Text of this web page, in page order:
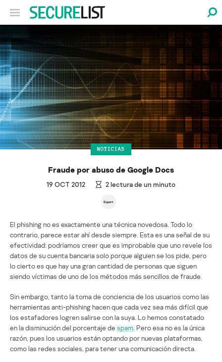
NOTICIAS
Fraude por abuso de Google Docs
19 OCT 2012 2lectura de un minuto
El phishing no es exactamente una técnica novedosa. Todo lo
contrario, parece estar ahí desde siempre. Esta es una señal de su
efectividad: podríamos creer que es improbable que uno revele los
datos de su cuenta bancaria solo porque alguien se los pide, pero
lo cierto es que hay una gran cantidad de personas que siguen
siendo víctimas de uno de los métodos más sencillos de fraude.
Sin embargo, tanto la toma de conciencia de los usuarios como las
herramientas anti-phishing hacen que cada vez sea más difícil que
los estafadores logren salirse con la suya. Lo hemos constatado
en la disminución del porcentaje de spam . Pero esa no es la única
razón, pues los usuarios están optando por nuevas plataformas,
como las redes sociales, para tener una comunicación directa.